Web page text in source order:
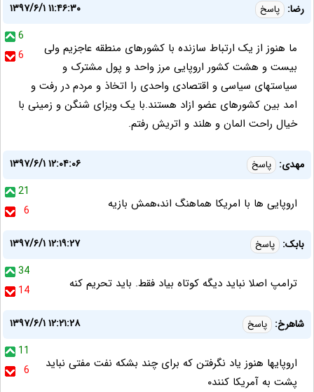
رضا: پاسخ
۱۳۹۷/۶/۱ ۱۱:۴۶:۳۰
6
6
ما هنوز از یک ارتباط سازنده با کشورهای منطقه عاجزیم ولی
بیست و هشت کشور اروپایی مرز واحد و پول مشترک و
سیاستهای سیاسی و اقتصادی واحدی را اتخاذ و مردم در رفت و
امد بین کشورهای عضو ازاد هستند.با یک ویزای شنگن و زمینی با
خیال راحت المان و هلند و اتریش رفتم.
مهدی: پاسخ
۱۳۹۷/۶/۱ ۱۲:۰۴:۰۶
21
6
اروپایی ها با امریکا هماهنگ اند،همش بازیه
بابک: پاسخ
۱۳۹۷/۶/۱ ۱۲:۱۹:۲۷
34
14
ترامپ اصلا نباید دیگه کوتاه بیاد فقط. باید تحریم کنه
شاهرخ: پاسخ
۱۳۹۷/۶/۱ ۱۲:۲۱:۲۸
11
6
اروپایها هنوز یاد نگرفتن که برای چند بشکه نفت مفتی نباید
پشت به آمریکا کنند۰